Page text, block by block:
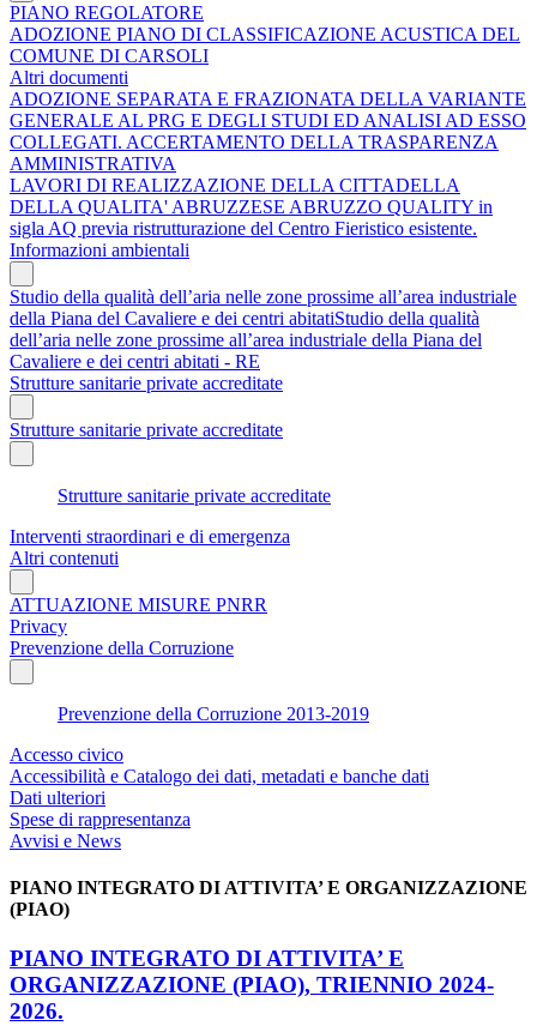
PIANO REGOLATORE
ADOZIONE PIANO DI CLASSIFICAZIONE ACUSTICA DEL
COMUNE DI CARSOLI
Altri documenti
ADOZIONE SEPARATA E FRAZIONATA DELLA VARIANTE
GENERALE AL PRG E DEGLI STUDI ED ANALISI AD ESSO
COLLEGATI. ACCERTAMENTO DELLA TRASPARENZA
AMMINISTRATIVA
LAVORI DI REALIZZAZIONE DELLA CITTADELLA
DELLA QUALITA' ABRUZZESE ABRUZZO QUALITY in
sigla AQ previa ristrutturazione del Centro Fieristico esistente.
Informazioni ambientali
Studio della qualità dell’aria nelle zone prossime all’area industriale
della Piana del Cavaliere e dei centri abitatiStudio della qualità
dell’aria nelle zone prossime all’area industriale della Piana del
Cavaliere e dei centri abitati - RE
Strutture sanitarie private accreditate
Strutture sanitarie private accreditate
Strutture sanitarie private accreditate
Interventi straordinari e di emergenza
Altri contenuti
ATTUAZIONE MISURE PNRR
Privacy
Prevenzione della Corruzione
Prevenzione della Corruzione 2013-2019
Accesso civico
Accessibilità e Catalogo dei dati, metadati e banche dati
Dati ulteriori
Spese di rappresentanza
Avvisi e News
PIANO INTEGRATO DI ATTIVITA’ E ORGANIZZAZIONE
(PIAO)
PIANO INTEGRATO DI ATTIVITA’ E
ORGANIZZAZIONE (PIAO), TRIENNIO 2024-
2026.